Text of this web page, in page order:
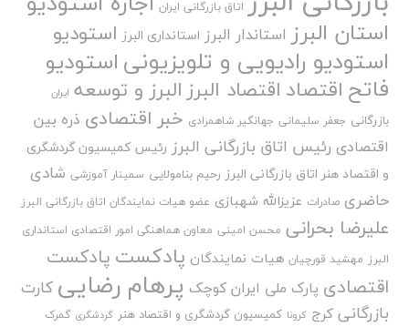
اتاق بازرگانی ایران
استان البرز استاندار البرز استانداری البرز استودیو
استودیو رادیویی و تلویزیونیاستودیو
فاتح اقتصاد اقتصاد البرزالبرز و توسعه ایران
بازرگانی جعفر سلیمانی جهانگیر شاهمرادی خبر اقتصادی ذره بین
اقتصادی رئیس اتاق بازرگانی البرز رئیس کمیسیون گردشگری
و اقتصاد هنر اتاق بازرگانی البرز رحیم بنامولایی سمینار آموزشی شادی
حاضری صادرات عزیزالله شهبازی عضو هیات نمایندگان اتاق بازرگانی البرز
علیرضا بحرانی محسن امینی معاون هماهنگی امور اقتصادی استانداری
البرز مهشید قورچیان هیات نمایندگان پادکست پادکست
اقتصادی پارک ملی ایران کوچک پرهام رضایی کارت
بازرگانی کرج کرونا کمیسیون گردشگری و اقتصاد هنر گردشگری گمرک